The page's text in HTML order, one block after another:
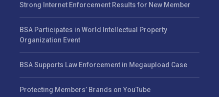
Strong Internet Enforcement Results for New Member
BSA Participates in World Intellectual Property
Organization Event
BSA Supports Law Enforcement in Megaupload Case
Protecting Members’ Brands on YouTube